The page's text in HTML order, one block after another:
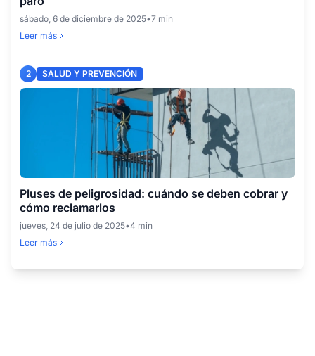
sábado, 6 de diciembre de 2025•7 min
Leer más
2 SALUD Y PREVENCIÓN
Pluses de peligrosidad: cuándo se deben cobrar y
cómo reclamarlos
jueves, 24 de julio de 2025•4 min
Leer más